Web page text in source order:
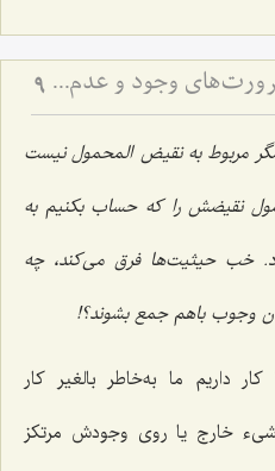
محفوف بودن ممکن به ضرورت‌های وجود و عدم - تحلیل ضرورت‌های سابق و لاحق در هستی‌شناسی فلسفی 9
مربوط به نقیض المحمول نیست
نقیضش را که حساب بکنیم به
خب حیثیت‌ها فرق می‌کند، چه
آن وجوب باهم جمع بشوند؟!
داریم ما به‌خاطر بالغیر کار
شیء خارج یا روی وجودش مرتکز